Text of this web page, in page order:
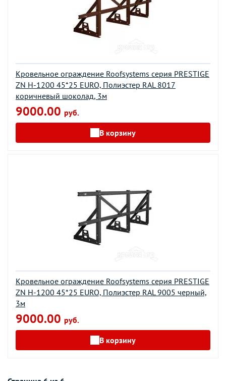
Кровельное ограждение Roofsystems серия PRESTIGE
ZN H-1200 45*25 EURO, Полиэстер RAL 8017
коричневый шоколад, 3м
9000.00 руб.
В корзину
Кровельное ограждение Roofsystems серия PRESTIGE
ZN H-1200 45*25 EURO, Полиэстер RAL 9005 черный,
3м
9000.00 руб.
В корзину